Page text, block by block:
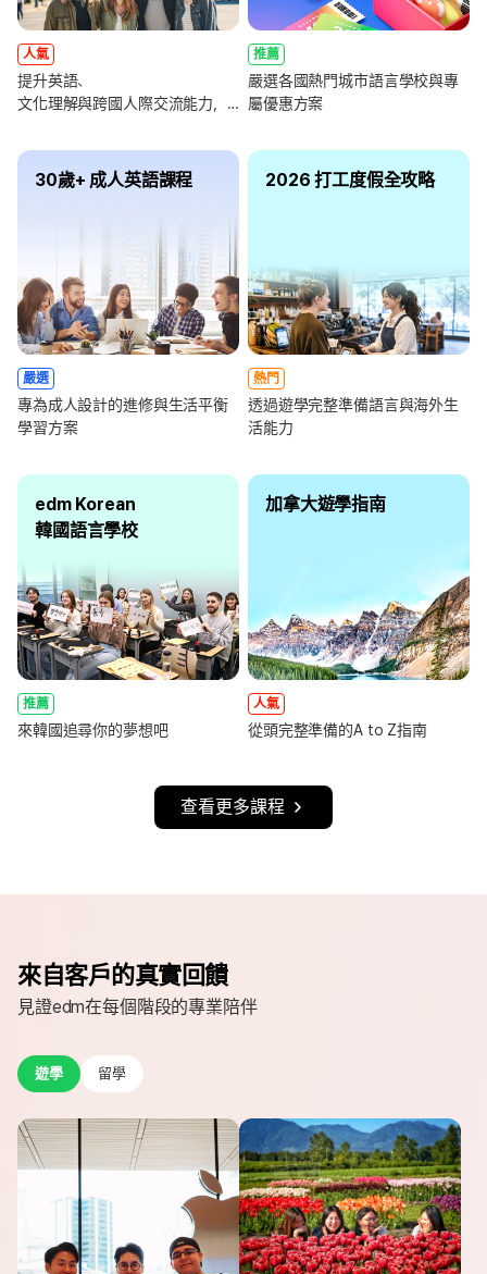
人氣
提升英語、
文化理解與跨國人際交流能力，
推薦
嚴選各國熱門城市語言學校與專
屬優惠方案
30歲+ 成人英語課程
嚴選
專為成人設計的進修與生活平衡
學習方案
2026 打工度假全攻略
熱門
透過遊學完整準備語言與海外生
活能力
edm Korean
韓國語言學校
推薦
來韓國追尋你的夢想吧
加拿大遊學指南
人氣
從頭完整準備的A to Z指南
查看更多課程
來自客戶的真實回饋
見證edm在每個階段的專業陪伴
遊學 留學